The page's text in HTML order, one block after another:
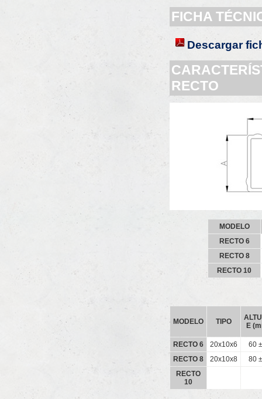
FICHA
Descargar
RECTO
MODELO
RECTO 6
RECTO 8
RECTO 10
MODELO TIPO
E
RECTO 6 20x10x6
60
RECTO 8
20x10x8
80
RECTO
10